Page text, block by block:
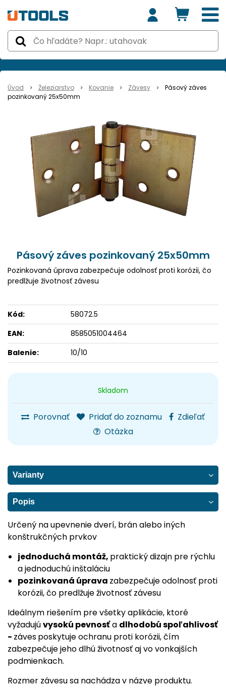
Úvod Železiarstvo Kovanie Závesy
Pásový záves
pozinkovaný 25x50mm
Skladom
Porovnať Pridať do zoznamu
Zdieľať
Otázka
Pásový záves pozinkovaný 25x50mm
Pozinkovaná úprava zabezpečuje odolnosť proti korózii, čo
predlžuje životnosť závesu
Kód:
58072.5
EAN:
8585051004464
Balenie:
10/10
Varianty
Popis
Určený na upevnenie dverí, brán alebo iných
konštrukčných prvkov
jednoduchá montáž, praktický dizajn pre rýchlu
a jednoduchú inštaláciu
pozinkovaná úprava zabezpečuje odolnosť proti
korózii, čo predlžuje životnosť závesu
Ideálnym riešením pre všetky aplikácie, ktoré
vyžadujúvysokú pevnosťa dlhodobú spoľahlivosť
- závesposkytuje ochranu proti korózii, čím
zabezpečuje jeho dlhú životnosť aj vo vonkajších
podmienkach.
Rozmer závesu sa nachádza v názve produktu.